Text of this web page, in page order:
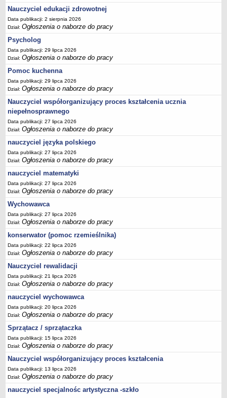
Nauczyciel edukacji zdrowotnej
Data publikacji: 2 sierpnia 2026
Dział:Ogłoszenia o naborze do pracy
Psycholog
Data publikacji: 29 lipca 2026
Dział:Ogłoszenia o naborze do pracy
Pomoc kuchenna
Data publikacji: 29 lipca 2026
Dział:Ogłoszenia o naborze do pracy
Nauczyciel współorganizujący proces kształcenia ucznia
niepełnosprawnego
Data publikacji: 27 lipca 2026
Dział:Ogłoszenia o naborze do pracy
nauczyciel języka polskiego
Data publikacji: 27 lipca 2026
Dział:Ogłoszenia o naborze do pracy
nauczyciel matematyki
Data publikacji: 27 lipca 2026
Dział:Ogłoszenia o naborze do pracy
Wychowawca
Data publikacji: 27 lipca 2026
Dział:Ogłoszenia o naborze do pracy
konserwator (pomoc rzemieślnika)
Data publikacji: 22 lipca 2026
Dział:Ogłoszenia o naborze do pracy
Nauczyciel rewalidacji
Data publikacji: 21 lipca 2026
Dział:Ogłoszenia o naborze do pracy
nauczyciel wychowawca
Data publikacji: 20 lipca 2026
Dział:Ogłoszenia o naborze do pracy
Sprzątacz / sprzątaczka
Data publikacji: 15 lipca 2026
Dział:Ogłoszenia o naborze do pracy
Nauczyciel współorganizujący proces kształcenia
Data publikacji: 13 lipca 2026
Dział:Ogłoszenia o naborze do pracy
nauczyciel specjalnośc artystyczna -szkło